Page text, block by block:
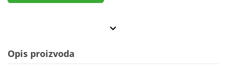
Opis proizvoda